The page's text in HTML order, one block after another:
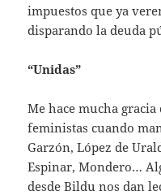
impuestos que ya
disparando la deuda
“Unidas”
Me hace mucha
feministas cuando
Garzón, López de
Espinar, Mondero…
desde Bildu nos dan